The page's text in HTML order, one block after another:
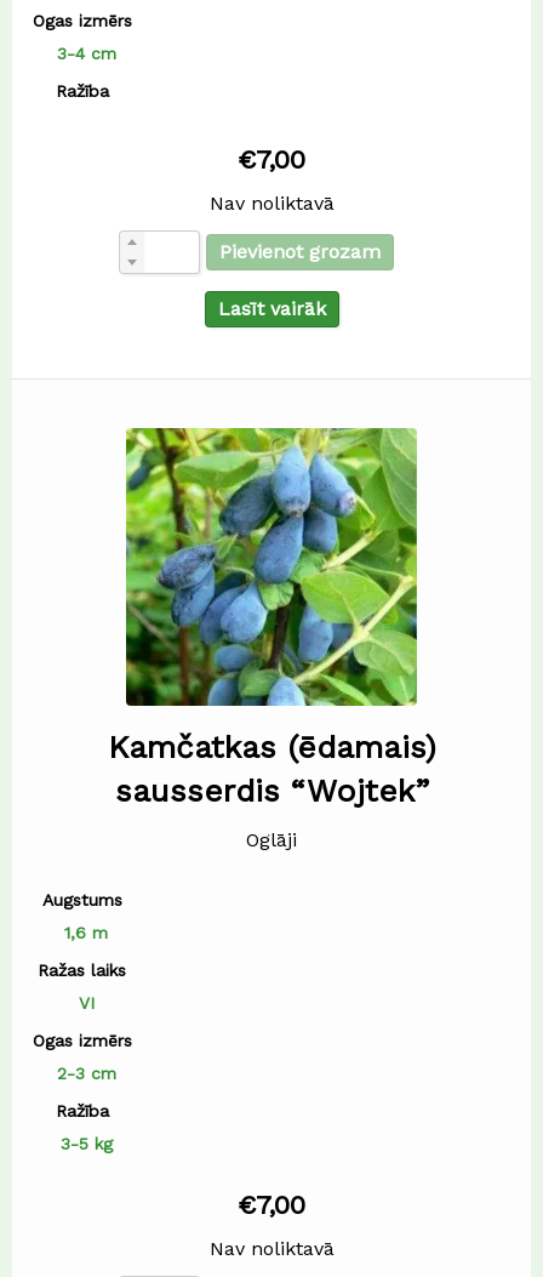
Ogas izmērs
3-4 cm
Ražība
€7,00
Nav noliktavā
Pievienot grozam
Lasīt vairāk
Kamčatkas (ēdamais)
sausserdis “Wojtek”
Oglāji
Augstums
1,6 m
Ražas laiks
VI
Ogas izmērs
2-3 cm
Ražība
3-5 kg
€7,00
Nav noliktavā